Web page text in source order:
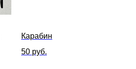
Карабин
50 руб.